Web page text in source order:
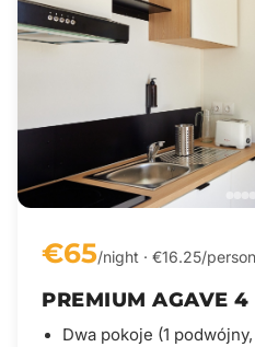
€65/night · €16.25/person
PREMIUM AGAVE 4
Dwa pokoje (1